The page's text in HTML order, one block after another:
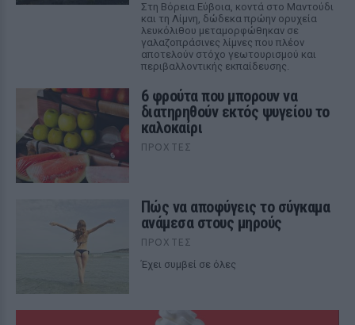
Στη Βόρεια Εύβοια, κοντά στο Μαντούδι
και τη Λίμνη, δώδεκα πρώην ορυχεία
λευκόλιθου μεταμορφώθηκαν σε
γαλαζοπράσινες λίμνες που πλέον
αποτελούν στόχο γεωτουρισμού και
περιβαλλοντικής εκπαίδευσης.
6 φρούτα που μπορουν να
διατηρηθούν εκτός ψυγείου το
καλοκαίρι
ΠΡΟΧΤΈΣ
Πώς να αποφύγεις το σύγκαμα
ανάμεσα στους μηρούς
ΠΡΟΧΤΈΣ
Έχει συμβεί σε όλες